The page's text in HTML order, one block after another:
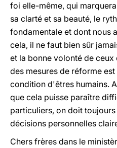
foi elle-même, qui
sa clarté et sa beauté, le
fondamentale et dont nous
cela, il ne faut bien sûr
et la bonne volonté de
des mesures de réforme
condition d'êtres humains.
que cela puisse paraître
particuliers, on doit
décisions personnelles
Chers frères dans le